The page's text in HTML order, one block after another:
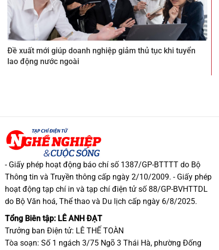
Đề xuất mới giúp doanh nghiệp giảm thủ tục khi tuyển
lao động nước ngoài
- Giấy phép hoạt động báo chí số 1387/GP-BTTTT do Bộ
Thông tin và Truyền thông cấp ngày 2/10/2009. - Giấy phép
hoạt động tạp chí in và tạp chí điện tử số 88/GP-BVHTTDL
do Bộ Văn hoá, Thể thao và Du lịch cấp ngày 6/8/2025.
Tổng Biên tập: LÊ ANH ĐẠT
Trưởng ban Điện tử: LÊ THẾ TOÀN
Tòa soạn: Số 1 ngách 3/75 Ngõ 3 Thái Hà, phường Đống